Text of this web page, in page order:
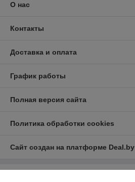
О нас
Контакты
Доставка и оплата
График работы
Полная версия сайта
Политика обработки cookies
Сайт создан на платформе Deal.by